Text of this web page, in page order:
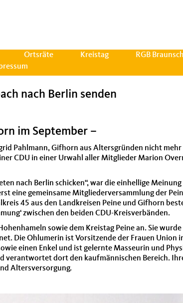
Ortsräte Kreistag RGB
nach Berlin senden
im September –
Pahlmann, Gifhorn aus Altersgründen nicht
CDU in einer Urwahl aller Mitglieder Marion
nach Berlin schicken“, war die einhellige
eine gemeinsame Mitgliederversammlung der
45 aus den Landkreisen Peine und Gifhorn
zwischen den beiden CDU-Kreisverbänden.
sowie dem Kreistag Peine an. Sie
Die Ohlumerin ist Vorsitzende der Frauen Union
einen Enkel und ist gelernte Masseurin und
verantwortet dort den kaufmännischen Bereich.
Altersversorgung.